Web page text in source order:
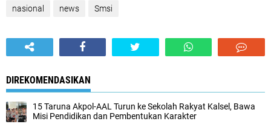
nasional news Smsi
DIREKOMENDASIKAN
15 Taruna Akpol-AAL Turun ke Sekolah Rakyat Kalsel, Bawa
Misi Pendidikan dan Pembentukan Karakter